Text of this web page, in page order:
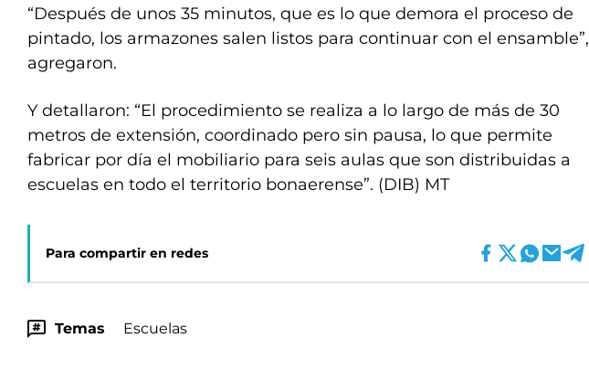
“Después de unos 35 minutos, que es lo que demora el proceso de
pintado, los armazones salen listos para continuar con el ensamble”,
agregaron.
Y detallaron: “El procedimiento se realiza a lo largo de más de 30
metros de extensión, coordinado pero sin pausa, lo que permite
fabricar por día el mobiliario para seis aulas que son distribuidas a
escuelas en todo el territorio bonaerense”. (DIB) MT
Para compartir en redes
Temas Escuelas